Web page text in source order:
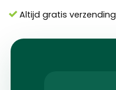
Altijd gratis verzending